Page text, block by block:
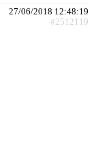
27/06/2018 12:48:19
#2512119